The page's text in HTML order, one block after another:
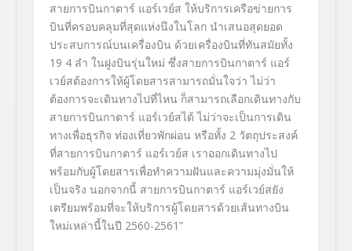
สายการบินกาตาร์ แอร์เวย์ส ให้บริการเครือข่ายการ
บินที่ครอบคลุมที่สุดแห่งนึงในโลก นำเสนอสุดยอด
ประสบการณ์บนเครื่องบิน ด้วยเครื่องบินที่ทันสมัยทั้ง
19 4 ลำ ในฝูงบินรุ่นใหม่ ซึ่งสายการบินกาตาร์ แอร์
เวย์สต้องการให้ผู้โดยสารสามารถมั่นใจว่า ไม่ว่า
ต้องการจะเดินทางไปที่ไหน ก็สามารถเลือกเดินทางกับ
สายการบินกาตาร์ แอร์เวย์สได้ ไม่ว่าจะเป็นการเดิน
ทางเพื่อธุรกิจ ท่องเที่ยวพักผ่อน หรือทั้ง 2 วัตถุประสงค์
ที่สายการบินกาตาร์ แอร์เวย์ส เราออกเดินทางไป
พร้อมกับผู้โดยสารเพื่อทำความฝันและความมุ่งมั่นให้
เป็นจริง นอกจากนี้ สายการบินกาตาร์ แอร์เวย์สยัง
เตรียมพร้อมที่จะให้บริการผู้โดยสารด้วยเส้นทางบิน
ใหม่เหล่านี้ในปี 2560-2561”